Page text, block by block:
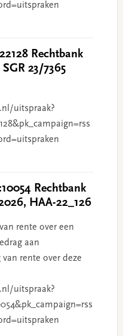
Rechtbank
23/7365
uitspraak?
Rechtbank
HAA-22_126
rente over een
aan
rente over deze
uitspraak?